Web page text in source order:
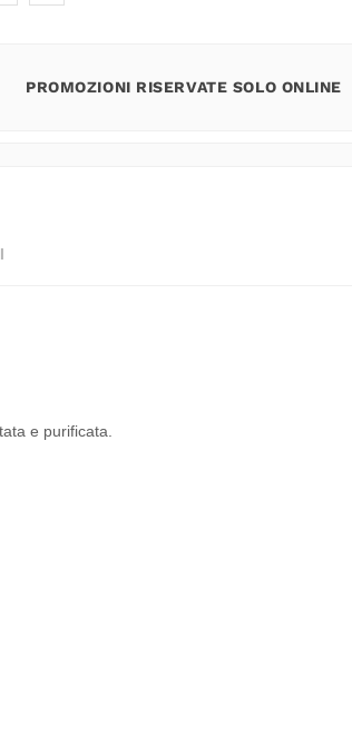
PROMOZIONI RISERVATE SOLO ONLINE
e purificata.